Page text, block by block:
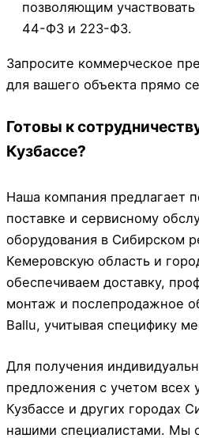
позволяющим участвовать
44-ФЗ и 223-ФЗ.
Запросите коммерческое
для вашего объекта прямо
Готовы к
Кузбассе?
Наша компания предлагает
поставке и сервисному
оборудования в Сибирском
Кемеровскую область и
обеспечиваем доставку,
монтаж и послепродажное
Ballu, учитывая специфику
Для получения
предложения с учетом всех
Кузбассе и других городах
нашими специалистами. Мы